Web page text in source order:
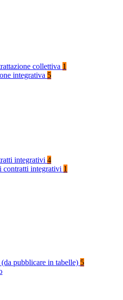
collettiva 1
integrativa 5
integrativi 4
contratti integrativi 1
pubblicare in tabelle) 5